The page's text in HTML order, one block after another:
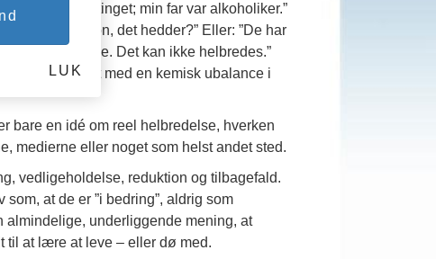
er arveligt betinget; min far var alkoholiker.”
ikke metadon, det hedder?” Eller: ”De har
sukkersyge. Det kan ikke helbredes.”
det er noget med en kemisk ubalance i
en idé om reel helbredelse, hverken
medierne eller noget som helst andet sted.
vedligeholdelse, reduktion og tilbagefald.
at de er ”i bedring”, aldrig som
almindelige, underliggende mening, at
til at lære at leve – eller dø med.
LUK